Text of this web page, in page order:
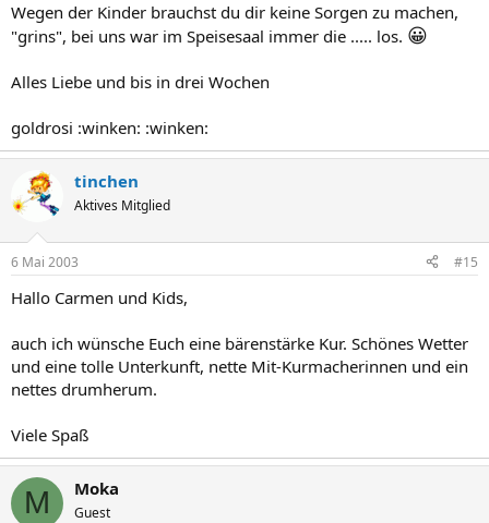
Wegen der Kinder brauchst du dir keine Sorgen zu machen,
"grins", bei uns war im Speisesaal immer die ..... los. 😀
Alles Liebe und bis in drei Wochen
goldrosi :winken: :winken:
tinchen
Aktives Mitglied
6 Mai 2003 #15
Hallo Carmen und Kids,
auch ich wünsche Euch eine bärenstärke Kur. Schönes Wetter
und eine tolle Unterkunft, nette Mit-Kurmacherinnen und ein
nettes drumherum.
Viele Spaß
M Moka
Guest